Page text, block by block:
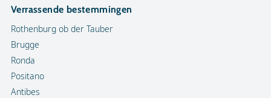
Verrassende bestemmingen
Rothenburg ob der Tauber
Brugge
Ronda
Positano
Antibes